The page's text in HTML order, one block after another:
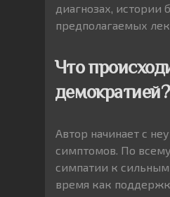
диагнозах, истории
предполагаемых
Что
демократией?
Автор начинает с
симптомов. По
симпатии к
время как